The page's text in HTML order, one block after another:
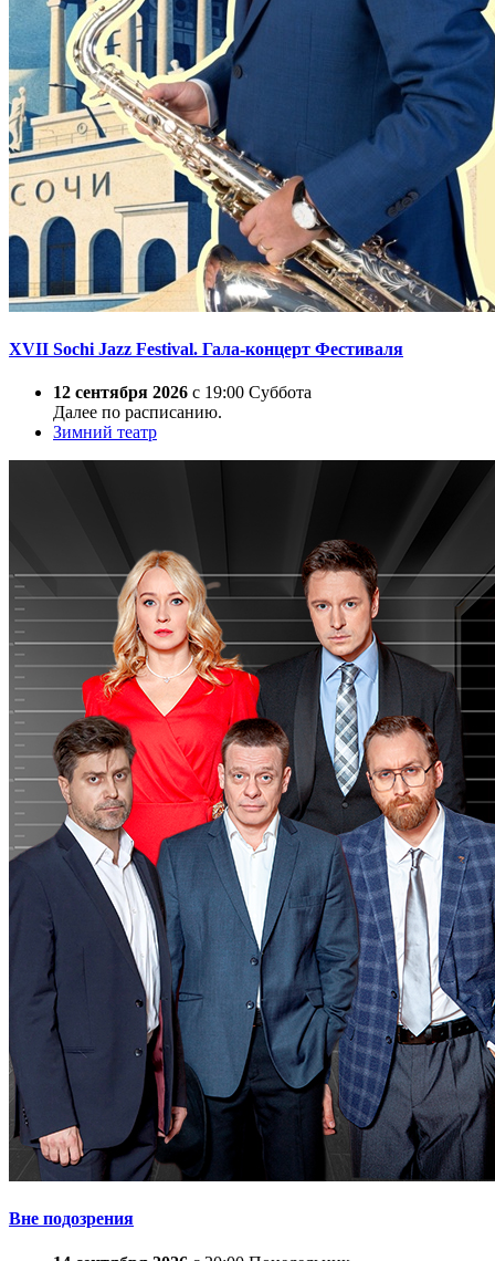
XVII Sochi Jazz Festival. Гала-концерт Фестиваля
12 сентября 2026 с 19:00 Суббота
Далее по расписанию.
Зимний театр
Вне подозрения